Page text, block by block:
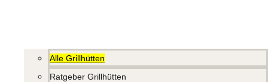
Alle Grillhütten
Ratgeber Grillhütten